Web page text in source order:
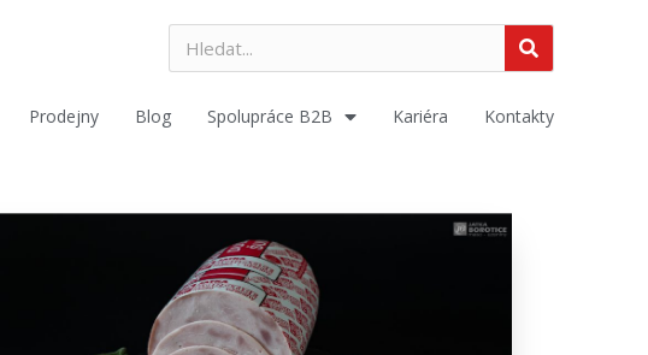
Prodejny Blog Spolupráce B2B Kariéra Kontakty